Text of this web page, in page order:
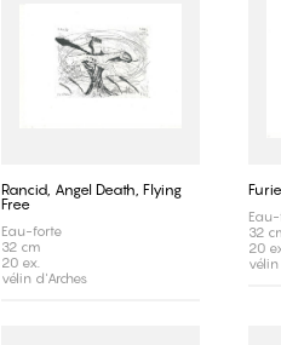
Rancid, Angel Death, Flying
Free
Eau-forte
32 cm
20 ex.
vélin d'Arches
Furie
32
20
vélin